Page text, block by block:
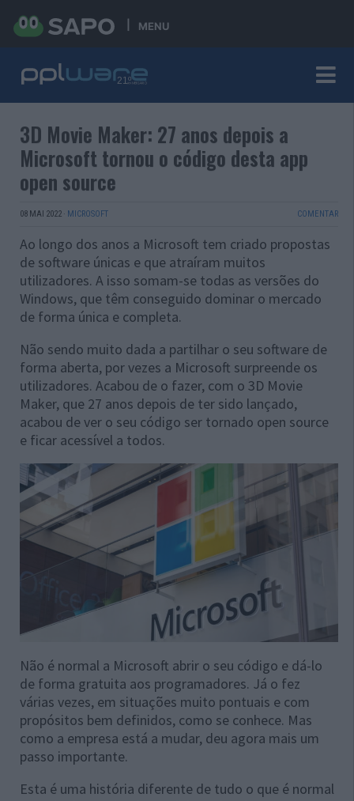
MENU
3D Movie Maker: 27 anos depois a
Microsoft tornou o código desta app
open source
08 MAI 2022 · MICROSOFT COMENTAR
Ao longo dos anos a Microsoft tem criado propostas
de software únicas e que atraíram muitos
utilizadores. A isso somam-se todas as versões do
Windows, que têm conseguido dominar o mercado
de forma única e completa.
Não sendo muito dada a partilhar o seu software de
forma aberta, por vezes a Microsoft surpreende os
utilizadores. Acabou de o fazer, com o 3D Movie
Maker, que 27 anos depois de ter sido lançado,
acabou de ver o seu código ser tornado open source
e ficar acessível a todos.
Não é normal a Microsoft abrir o seu código e dá-lo
de forma gratuita aos programadores. Já o fez
várias vezes, em situações muito pontuais e com
propósitos bem definidos, como se conhece. Mas
como a empresa está a mudar, deu agora mais um
passo importante.
Esta é uma história diferente de tudo o que é normal